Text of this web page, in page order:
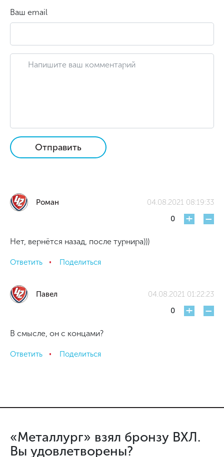
Ваш email
Отправить
Роман
04.08.2021 08:19:33
0
+ -
Нет, вернётся назад, после турнира)))
Ответить Поделиться
Павел
04.08.2021 01:22:23
0
+ -
В смысле, он с концами?
Ответить Поделиться
«Металлург» взял бронзу ВХЛ.
Вы удовлетворены?